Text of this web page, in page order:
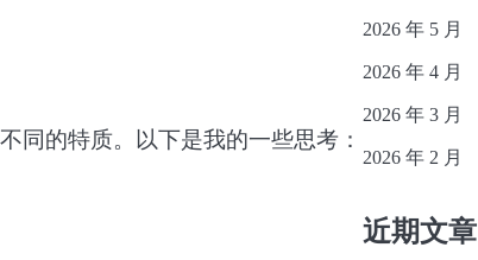
同的特质。以下是我的一些思考：
2026 年 5 月
2026 年 4 月
2026 年 3 月
2026 年 2 月
近期文章